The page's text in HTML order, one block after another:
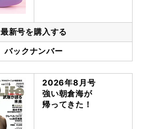
最新号を購入する
バックナンバー
2026年8月号
強い朝倉海が
帰ってきた！